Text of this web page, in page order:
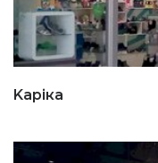
Kapiка